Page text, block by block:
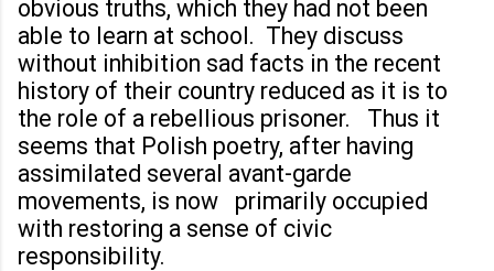
obvious truths, which they had not been
able to learn at school. They discuss
without inhibition sad facts in the recent
history of their country reduced as it is to
the role of a rebellious prisoner. Thus it
seems that Polish poetry, after having
assimilated several avant-garde
movements, is now primarily occupied
with restoring a sense of civic
responsibility.